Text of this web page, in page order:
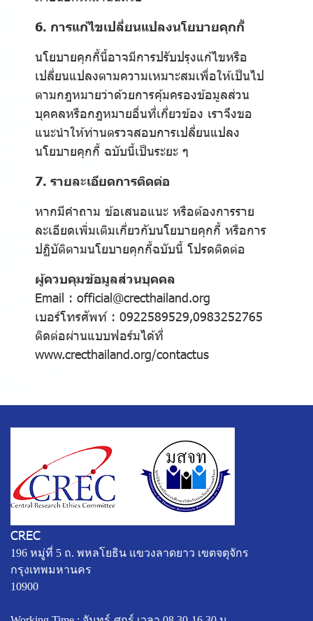
6. การแก้ไขเปลี่ยนแปลงนโยบายคุกกี้
นโยบายคุกกี้นี้อาจมีการปรับปรุงแก้ไขหรือ
เปลี่ยนแปลงตามความเหมาะสมเพื่อให้เป็นไป
ตามกฎหมายว่าด้วยการคุ้มครองข้อมูลส่วน
บุคคลหรือกฎหมายอื่นที่เกี่ยวข้อง เราจึงขอ
แนะนำให้ท่านตรวจสอบการเปลี่ยนแปลง
นโยบายคุกกี้ ฉบับนี้เป็นระยะ ๆ
7. รายละเอียดการติดต่อ
หากมีคำถาม ข้อเสนอแนะ หรือต้องการราย
ละเอียดเพิ่มเติมเกี่ยวกับนโยบายคุกกี้ หรือการ
ปฏิบัติตามนโยบายคุกกี้ฉบับนี้ โปรดติดต่อ
ผู้ควบคุมข้อมูลส่วนบุคคล
Email : official@crecthailand.org
เบอร์โทรศัพท์ : 0922589529,0983252765
ติดต่อผ่านแบบฟอร์มได้ที่
www.crecthailand.org/contactus
CREC
196 หมู่ที่ 5 ถ. พหลโยธิน แขวงลาดยาว เขตจตุจักร
กรุงเทพมหานคร
10900